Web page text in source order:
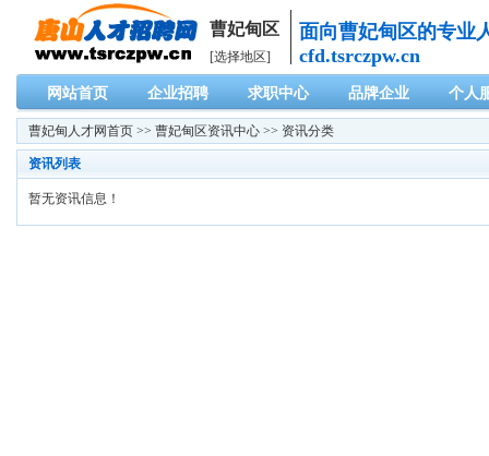
曹妃甸区
[选择地区]
面向曹妃甸区的专业
cfd.tsrczpw.cn
网站首页 企业招聘 求职中心 品牌企业 个人
曹妃甸人才网首页 >> 曹妃甸区资讯中心 >> 资讯分类
资讯列表
暂无资讯信息！